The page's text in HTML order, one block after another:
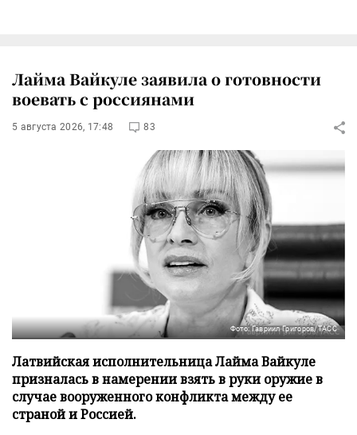
Лайма Вайкуле заявила о готовности
воевать с россиянами
5 августа 2026, 17:48 83
Фото: Гавриил Григоров/ТАСС
Латвийская исполнительница Лайма Вайкуле
призналась в намерении взять в руки оружие в
случае вооруженного конфликта между ее
страной и Россией.